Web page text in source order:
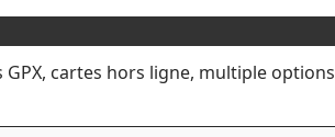
cartes hors ligne, multiple options